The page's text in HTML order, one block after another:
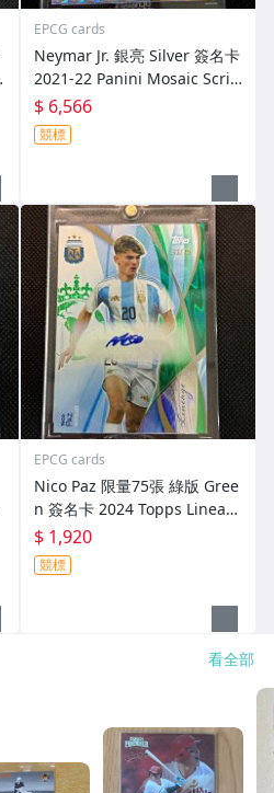
EPCG cards
Neymar Jr. 銀亮 Silver 簽名卡
2021-22 Panini Mosaic Scrip
ts
$ 6,566
競標
EPCG cards
Nico Paz 限量75張 綠版 Gree
n 簽名卡 2024 Topps Lineag
e Argentina
$ 1,920
競標
看全部